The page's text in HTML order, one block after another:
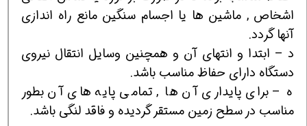
اشخاص , ماشين ها يا اجسام سنگين مانع راه اندازي
آنها گردد.
د – ابتدا و انتهاي آن و همچنين وسايل انتقال نيروي
دستگاه داراي حفاظ مناسب باشد.
ه – براي پايداري آن ها , تمامي پايه هاي آن بطور
مناسب در سطح زمين مستقر گرديده و فاقد لنگي باشد.